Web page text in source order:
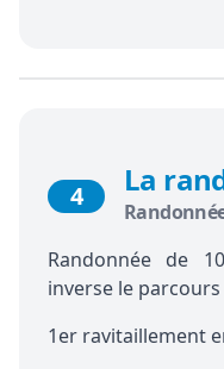
4 La
Randonnée de
inverse le
1er ravitaillement